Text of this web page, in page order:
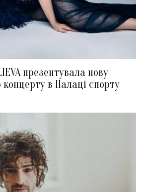
презентувала нову
в Палаці спорту